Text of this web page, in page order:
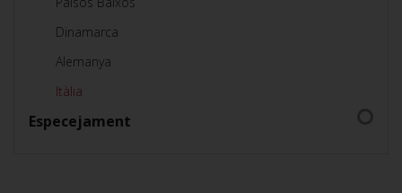
Dinamarca
Alemanya
Itàlia
Especejament